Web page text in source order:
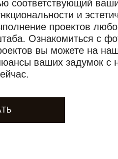
соответствующий
и
проектов
Ознакомиться с
вы можете на
ваших задумок с